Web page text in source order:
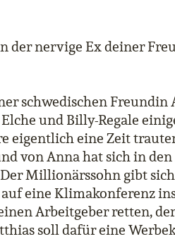
der nervige Ex deiner
schwedischen Freundin
und Billy-Regale
eigentlich eine Zeit
von Anna hat sich in den
Millionärssohn gibt
eine Klimakonferenz
Arbeitgeber retten,
soll dafür eine